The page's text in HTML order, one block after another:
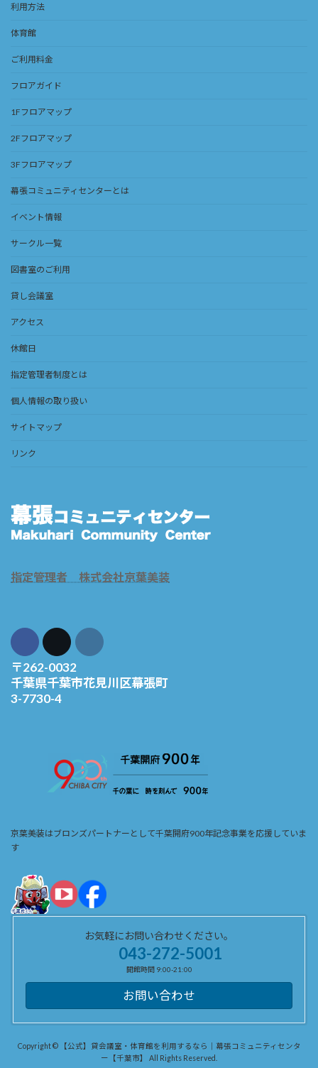
利用方法
体育館
ご利用料金
フロアガイド
1Fフロアマップ
2Fフロアマップ
3Fフロアマップ
幕張コミュニティセンターとは
イベント情報
サークル一覧
図書室のご利用
貸し会議室
アクセス
休館日
指定管理者制度とは
個人情報の取り扱い
サイトマップ
リンク
指定管理者 株式会社京葉美装
〒262-0032
千葉県千葉市花見川区幕張町
3-7730-4
京葉美装はブロンズパートナーとして千葉開府900年記念事業を応援していま
す
お気軽にお問い合わせください。
043-272-5001
開館時間 9:00-21:00
お問い合わせ
Copyright © 【公式】貸会議室・体育館を利用するなら｜幕張コミュニティセンタ
ー【千葉市】 All Rights Reserved.